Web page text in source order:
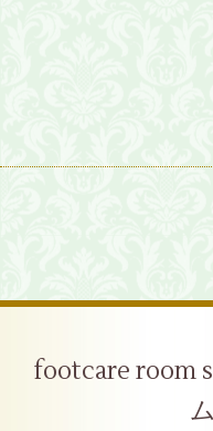
footcare room